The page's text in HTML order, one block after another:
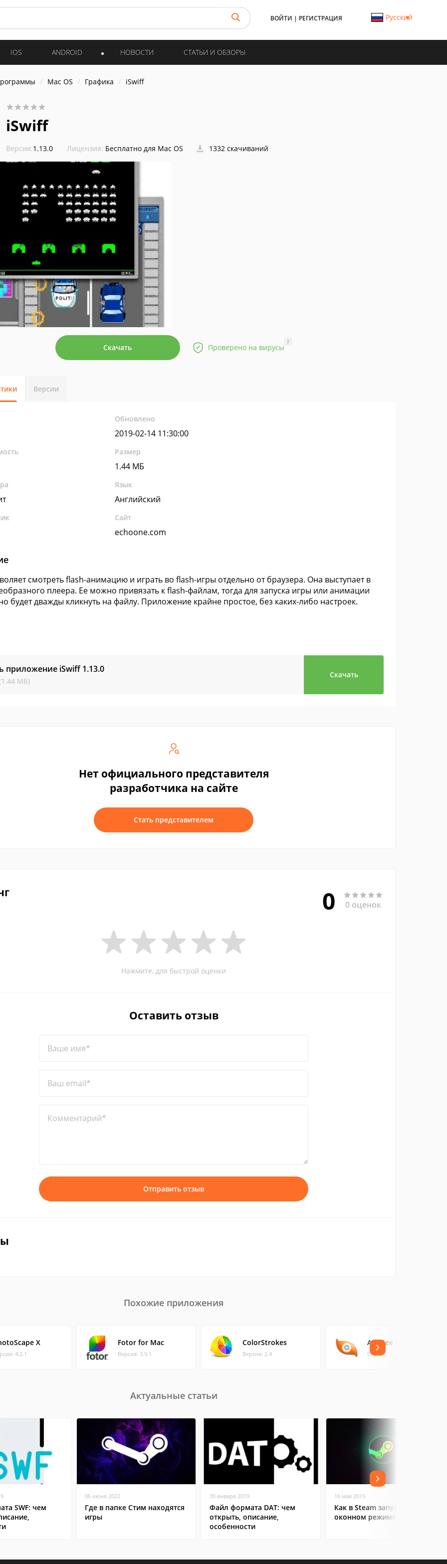
ВОЙТИ | РЕГИСТРАЦИЯ Русский
IOS ANDROID НОВОСТИ СТАТЬИ И ОБЗОРЫ
Mac OS Графика iSwiff
iSwiff
Версия:1.13.0 Лицензия: Бесплатно для Mac OS 1332 скачиваний
Скачать Проверено на вирусы
?
Версии
Обновлено
2019-02-14 11:30:00
Размер
1.44 МБ
Язык
Английский
Сайт
echoone.com
смотреть flash-анимацию и играть во flash-игры отдельно от браузера. Она выступает в
плеера. Ее можно привязать к flash-файлам, тогда для запуска игры или анимации
будет дважды кликнуть на файлу. Приложение крайне простое, без каких-либо настроек.
приложение iSwiff1.13.0
МБ)
Скачать
Нет официального представителя
разработчика на сайте
Стать представителем
0 0 оценок
Нажмите, для быстрой оценки
Оставить отзыв
Ваше имя*
Ваш email*
Комментарий*
Отправить отзыв
Похожие приложения
X
4.2.1
Fotor for Mac
Версия: 3.9.1
ColorStrokes
Версия: 2.4
ACDSee Mac Pro 3
Версия: 3
Актуальные статьи
SWF: чем
06 июня 2022
Где в папке Стим находятся
игры
30 января 2019
Файл формата DAT: чем
открыть, описание,
особенности
16 мая 2019
Как в Steam запустить игру в
оконном режиме